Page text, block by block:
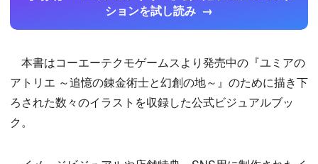
ションを試し読み
本書はコーエーテクモゲームスより発売中の『ユミアの
アトリエ ～追憶の錬金術士と幻創の地～』のために描き下
ろされた数々のイラストを収録した公式ビジュアルブッ
ク。